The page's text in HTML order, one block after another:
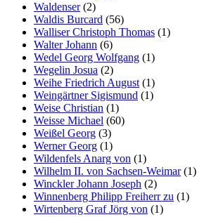
Waldenser(2)
Waldis Burcard (56)
Walliser Christoph Thomas (1)
Walter Johann (6)
Wedel Georg Wolfgang (1)
Wegelin Josua (2)
Weihe Friedrich August (1)
Weingärtner Sigismund (1)
Weise Christian (1)
Weisse Michael (60)
Weißel Georg (3)
Werner Georg (1)
Wildenfels Anarg von (1)
Wilhelm II. von Sachsen-Weimar(1)
Winckler Johann Joseph (2)
Winnenberg Philipp Freiherr zu (1)
Wirtenberg Graf Jörg von (1)